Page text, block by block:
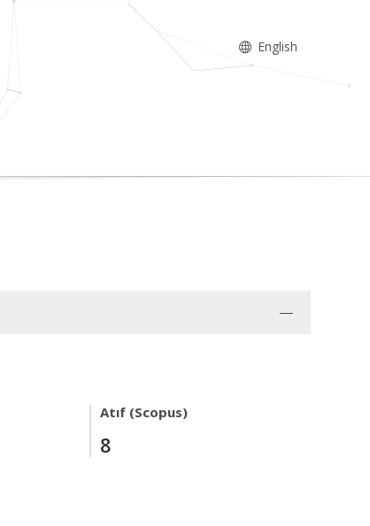
English
Atıf (Scopus)
8